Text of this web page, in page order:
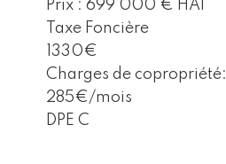
Prix : 699 000 € HAI
Taxe Foncière
1330€
Charges de copropriété:
285€/mois
DPE C